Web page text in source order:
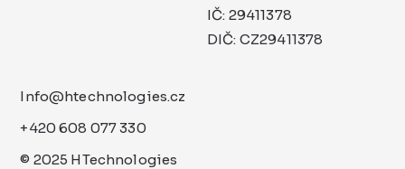
IČ: 29411378
DIČ: CZ29411378
Info@htechnologies.cz
+420 608 077 330
© 2025 HTechnologies